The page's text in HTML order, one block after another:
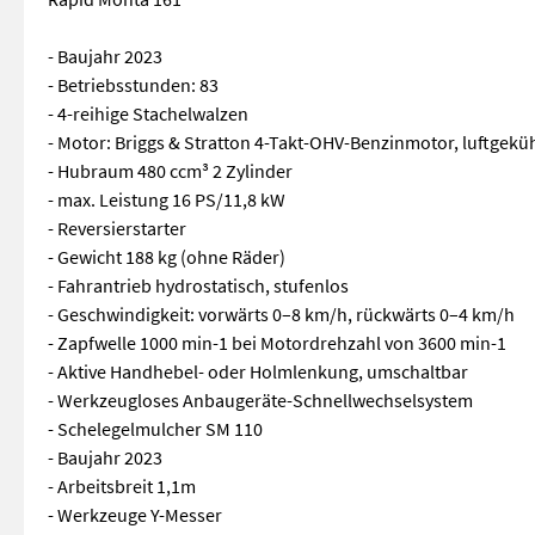
- Baujahr 2023
- Betriebsstunden: 83
- 4-reihige Stachelwalzen
- Motor: Briggs & Stratton 4-Takt-OHV-Benzinmotor,
- Hubraum 480 ccm³ 2 Zylinder
- max. Leistung 16 PS/11,8 kW
- Reversierstarter
- Gewicht 188 kg (ohne Räder)
- Fahrantrieb hydrostatisch, stufenlos
- Geschwindigkeit: vorwärts 0–8 km/h, rückwärts 0–4 km/h
- Zapfwelle 1000 min-1 bei Motordrehzahl von 3600 min-1
- Aktive Handhebel- oder Holmlenkung, umschaltbar
- Werkzeugloses Anbaugeräte-Schnellwechselsystem
- Schelegelmulcher SM 110
- Baujahr 2023
- Arbeitsbreit 1,1m
- Werkzeuge Y-Messer